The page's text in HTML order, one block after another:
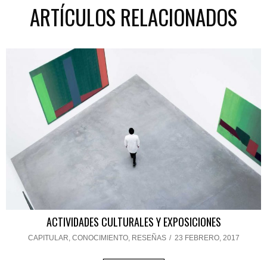
ARTÍCULOS RELACIONADOS
ACTIVIDADES CULTURALES Y EXPOSICIONES
CAPITULAR CONOCIMIENTO, RESEÑAS / 23 FEBRERO, 2017